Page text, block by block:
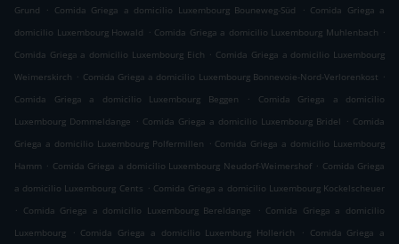
Grund
. Comida Griega a domicilio Luxembourg Bouneweg-Süd . Comida Griega a
domicilio Luxembourg Howald . Comida Griega a domicilio Luxembourg Muhlenbach .
Comida Griega a domicilio Luxembourg Eich . Comida Griega a domicilio Luxembourg
Weimerskirch . Comida Griega a domicilio Luxembourg Bonnevoie-Nord-Verlorenkost .
Comida Griega a domicilio Luxembourg Beggen
.
Comida Griega a domicilio
Luxembourg Dommeldange . Comida Griega a domicilio Luxembourg Bridel . Comida
Griega a domicilio Luxembourg Polfermillen . Comida Griega a domicilio Luxembourg
Hamm . Comida Griega a domicilio Luxembourg Neudorf-Weimershof . Comida Griega
a domicilio Luxembourg Cents . Comida Griega a domicilio Luxembourg Kockelscheuer
. Comida Griega a domicilio Luxembourg Bereldange . Comida Griega a domicilio
Luxembourg
. Comida Griega a domicilio Luxemburg Hollerich . Comida Griega a